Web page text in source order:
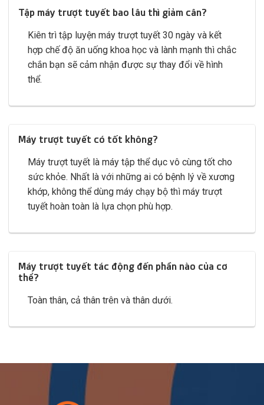
Tập máy trượt tuyết bao lâu thì giảm cân?
Kiên trì tập luyện máy trượt tuyết 30 ngày và kết
hợp chế độ ăn uống khoa học và lành mạnh thì chắc
chắn bạn sẽ cảm nhận được sự thay đổi về hình
thể.
Máy trượt tuyết có tốt không?
Máy trượt tuyết là máy tập thể dục vô cùng tốt cho
sức khỏe. Nhất là với những ai có bệnh lý về xương
khớp, không thể dùng máy chạy bộ thì máy trượt
tuyết hoàn toàn là lựa chọn phù hợp.
Máy trượt tuyết tác động đến phần nào của cơ
thể?
Toàn thân, cả thân trên và thân dưới.